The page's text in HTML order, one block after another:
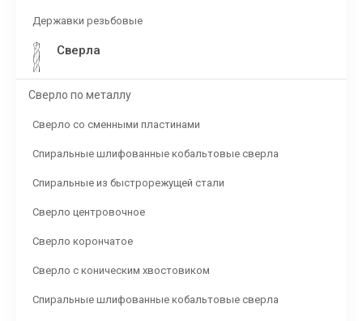
Державки резьбовые
Сверла
Сверло по металлу
Сверло со сменными пластинами
Спиральные шлифованные кобальтовые сверла
Спиральные из быстрорежущей стали
Сверло центровочное
Сверло корончатое
Сверло с коническим хвостовиком
Спиральные шлифованные кобальтовые сверла